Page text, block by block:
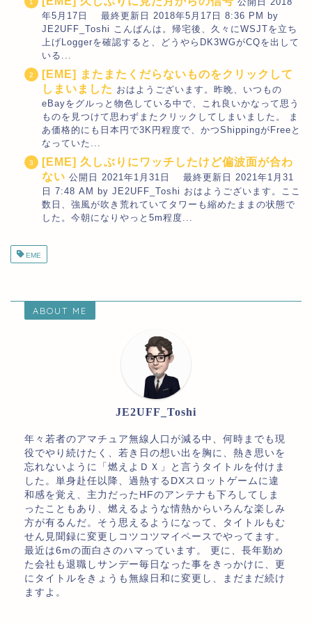
年5月17日 最終更新日 2018年5月17日 8:36 PM by
JE2UFF_Toshi こんばんは。帰宅後、久々にWSJTを立ち
上げLoggerを確認すると、どうやらDK3WGがCQを出して
いる...
[EME] またまたくだらないものをクリックして
しまいました おはようございます。昨晩、いつもの
eBayをグルっと物色している中で、これ良いかなって思う
ものを見つけて思わずまたクリックしてしまいました。 ま
あ価格的にも日本円で3K円程度で、かつShippingがFreeと
なっていた...
[EME] 久しぶりにワッチしたけど偏波面が合わ
ない 公開日 2021年1月31日 最終更新日 2021年1月31
日 7:48 AM by JE2UFF_Toshi おはようございます。ここ
数日、強風が吹き荒れていてタワーも縮めたままの状態で
した。今朝になりやっと5m程度...
EME
ABOUT ME
JE2UFF_Toshi
年々若者のアマチュア無線人口が減る中、何時までも現
役でやり続けたく、若き日の想い出を胸に、熱き思いを
忘れないように「燃えよＤＸ」と言うタイトルを付けま
した。単身赴任以降、過熱するDXスロットゲームに違
和感を覚え、主力だったHFのアンテナも下ろしてしま
ったこともあり、燃えるような情熱からいろんな楽しみ
方が有るんだ。そう思えるようになって、タイトルもむ
せん見聞録に変更しコツコツマイペースでやってます。
最近は6mの面白さのハマっています。 更に、長年勤め
た会社も退職しサンデー毎日なった事をきっかけに、更
にタイトルをきょうも無線日和に変更し、まだまだ続け
ますよ。